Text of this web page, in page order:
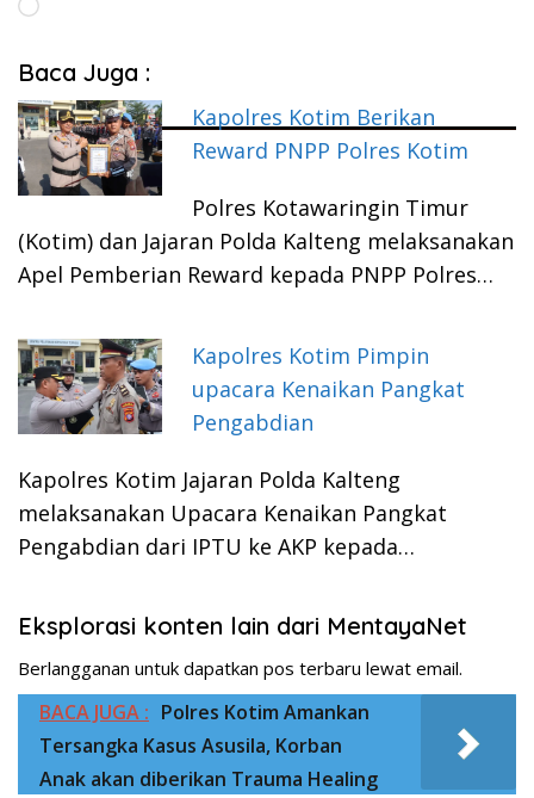
Baca Juga :
Kapolres Kotim Berikan
Reward PNPP Polres Kotim
Polres Kotawaringin Timur
(Kotim) dan Jajaran Polda Kalteng melaksanakan
Apel Pemberian Reward kepada PNPP Polres…
Kapolres Kotim Pimpin
upacara Kenaikan Pangkat
Pengabdian
Kapolres Kotim Jajaran Polda Kalteng
melaksanakan Upacara Kenaikan Pangkat
Pengabdian dari IPTU ke AKP kepada…
Eksplorasi konten lain dari MentayaNet
Berlangganan untuk dapatkan pos terbaru lewat email.
BACA JUGA : Polres Kotim Amankan
Tersangka Kasus Asusila, Korban
Anak akan diberikan Trauma Healing